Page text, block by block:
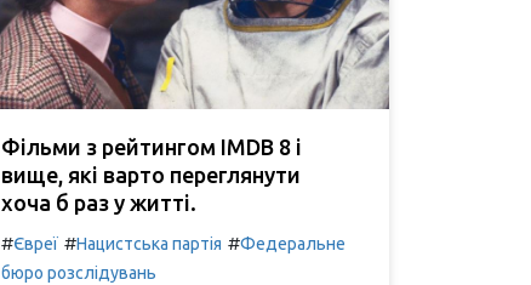
Фільми з рейтингом IMDB 8 і
вище, які варто переглянути
хоча б раз у житті.
#Євреї #Нацистська партія #Федеральне
бюро розслідувань